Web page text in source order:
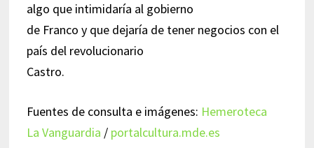
algo que intimidaría al gobierno
de Franco y que dejaría de tener negocios con el
país del revolucionario
Castro.
Fuentes de consulta e imágenes: Hemeroteca
La Vanguardia / portalcultura.mde.es